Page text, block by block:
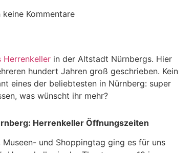
keine Kommentare
Herrenkeller in der Altstadt Nürnbergs. Hier
hundert Jahren groß geschrieben. Kein
eines der beliebtesten in Nürnberg: super
was wünscht ihr mehr?
Herrenkeller Öffnungszeiten
Museen- und Shoppingtag ging es für uns